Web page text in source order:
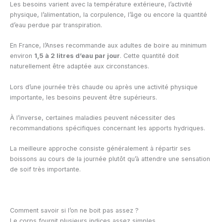
Les besoins varient avec la température extérieure, l’activité
physique, l’alimentation, la corpulence, l’âge ou encore la quantité
d’eau perdue par transpiration.
En France, l’Anses recommande aux adultes de boire au minimum
environ 1,5 à 2 litres d’eau par jour. Cette quantité doit
naturellement être adaptée aux circonstances.
Lors d’une journée très chaude ou après une activité physique
importante, les besoins peuvent être supérieurs.
À l’inverse, certaines maladies peuvent nécessiter des
recommandations spécifiques concernant les apports hydriques.
La meilleure approche consiste généralement à répartir ses
boissons au cours de la journée plutôt qu’à attendre une sensation
de soif très importante.
Comment savoir si l’on ne boit pas assez ?